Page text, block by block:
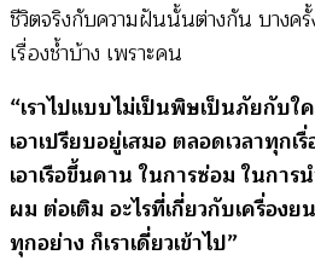
ชีวิตจริงกับความฝันนั้นต่างกัน บาง
เรื่องช้ำบ้าง เพราะคน
“เราไปแบบไม่เป็นพิษเป็นภัยกับใ
เอาเปรียบอยู่เสมอ ตลอดเวลาทุกเ
เอาเรือขึ้นคาน ในการซ่อม ในการ
ผม ต่อเติม อะไรที่เกี่ยวกับเครื่องย
ทุกอย่าง ก็เราเดี่ยวเข้าไป”